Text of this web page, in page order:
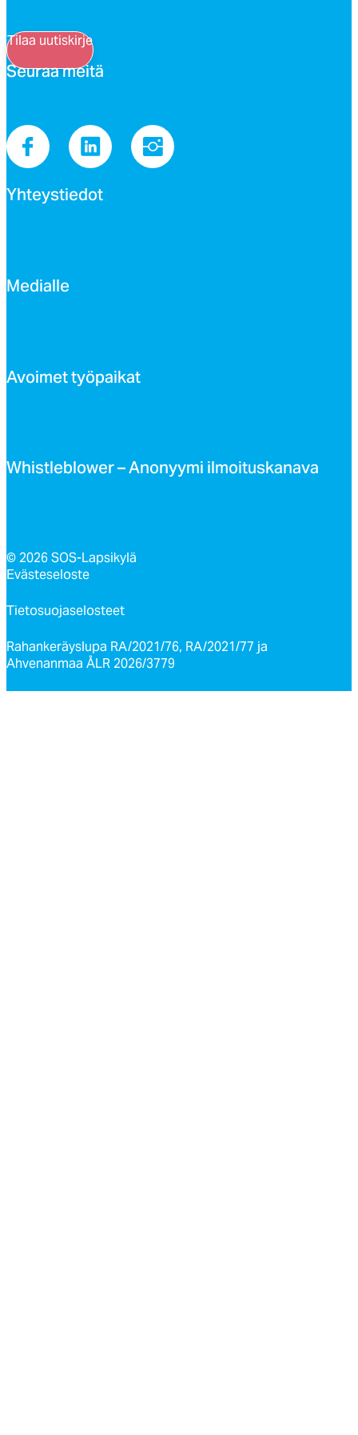
Tilaa uutiskirje
Seu­raa mei­tä
Yh­teys­tie­dot
Me­dial­le
Avoi­met työ­pai­kat
Whist­leb­lo­wer – Ano­nyy­mi il­moi­tus­ka­na­va
© 2026 SOS-Lapsikylä
Evästeseloste
Tietosuojaselosteet
Rahankeräyslupa RA/2021/76, RA/2021/77 ja
Ahvenanmaa ÅLR 2026/3779